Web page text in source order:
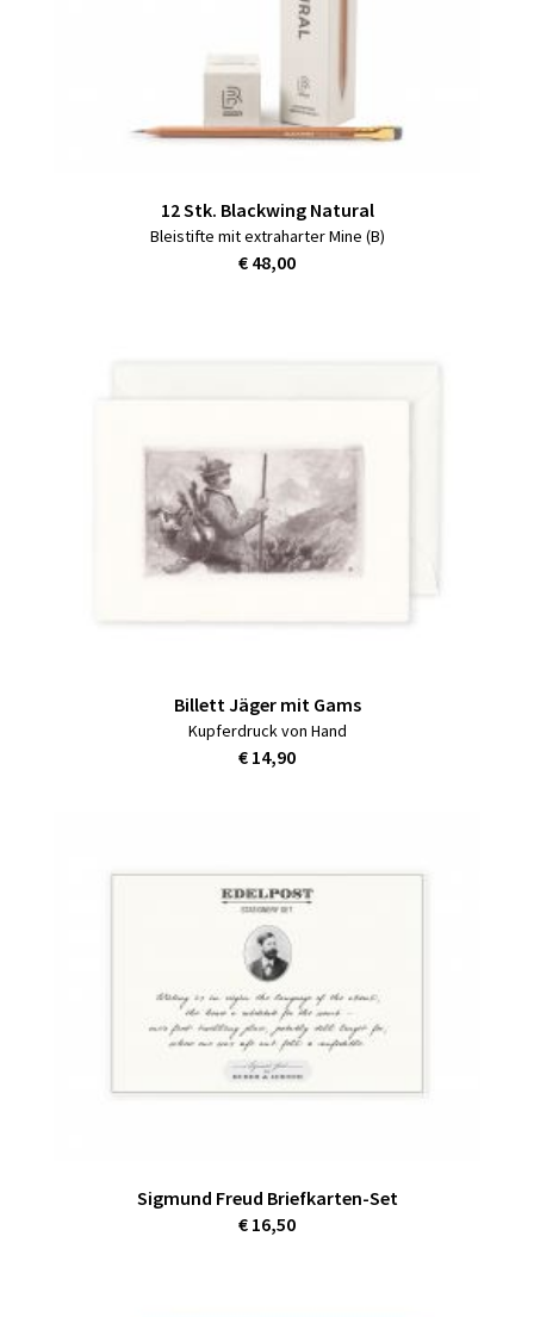
12 Stk. Blackwing Natural
Bleistifte mit extraharter Mine (B)
€ 48,00
Billett Jäger mit Gams
Kupferdruck von Hand
€ 14,90
Sigmund Freud Briefkarten-Set
€ 16,50